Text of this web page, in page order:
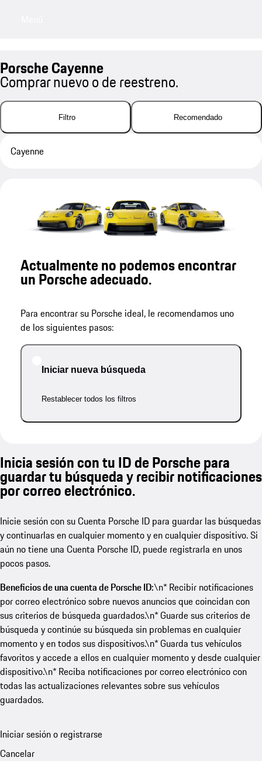
Porsche Cayenne
Comprar nuevo o de reestreno.
Filtro Recomendado
Cayenne
Actualmente no podemos encontrar
un Porsche adecuado.
Para encontrar su Porsche ideal, le recomendamos uno
de los siguientes pasos:
Iniciar nueva búsqueda
Restablecer todos los filtros
Inicia sesión con tu ID de Porsche para
guardar tu búsqueda y recibir notificaciones
por correo electrónico.
Inicie sesión con su Cuenta Porsche ID para guardar las búsquedas
y continuarlas en cualquier momento y en cualquier dispositivo. Si
aún no tiene una Cuenta Porsche ID, puede registrarla en unos
pocos pasos.
Beneficios de una cuenta de Porsche ID:\n* Recibir notificaciones
por correo electrónico sobre nuevos anuncios que coincidan con
sus criterios de búsqueda guardados.\n* Guarde sus criterios de
búsqueda y continúe su búsqueda sin problemas en cualquier
momento y en todos sus dispositivos.\n* Guarda tus vehículos
favoritos y accede a ellos en cualquier momento y desde cualquier
dispositivo.\n* Reciba notificaciones por correo electrónico con
todas las actualizaciones relevantes sobre sus vehículos
guardados.
Iniciar sesión o registrarse
Cancelar